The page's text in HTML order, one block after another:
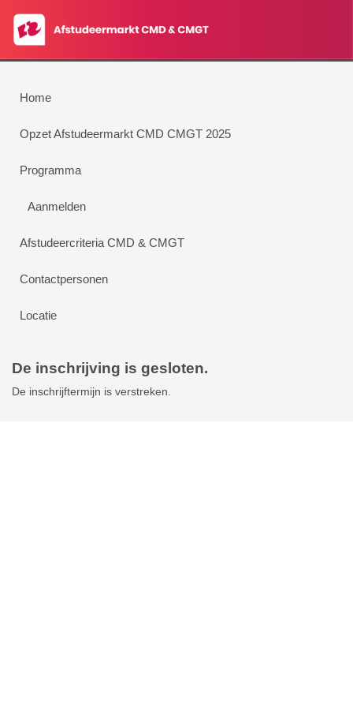
Home
Opzet Afstudeermarkt CMD CMGT 2025
Programma
Aanmelden
Afstudeercriteria CMD & CMGT
Contactpersonen
Locatie
De inschrijving is gesloten.
De inschrijftermijn is verstreken.